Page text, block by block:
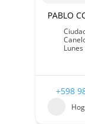
PABLO
+598